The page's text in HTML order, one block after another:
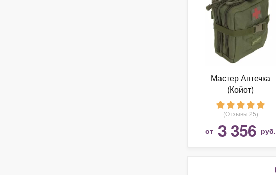
Мастер Аптечка
(Койот)
(Отзывы 25)
от 3 356 руб.